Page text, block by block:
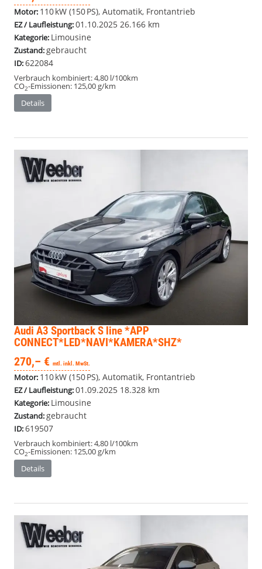
Motor: 110 kW (150 PS), Automatik, Frontantrieb
EZ / Laufleistung:01.10.2025 26.166 km
Kategorie: Limousine
Zustand:gebraucht
ID:622084
Verbrauch kombiniert:4,80 l/100km
CO2-Emissionen: 125,00 g/km
Details
Audi A3 SportbackS line *APP
CONNECT*LED*NAVI*KAMERA*SHZ*
270,– € mtl. inkl. MwSt.
Motor: 110 kW (150 PS), Automatik, Frontantrieb
EZ / Laufleistung:01.09.2025 18.328 km
Kategorie: Limousine
Zustand:gebraucht
ID:619507
Verbrauch kombiniert:4,80 l/100km
CO2-Emissionen: 125,00 g/km
Details